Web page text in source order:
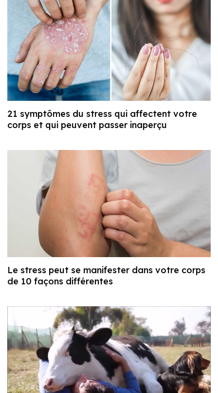
21 symptômes du stress qui affectent votre
corps et qui peuvent passer inaperçu
Le stress peut se manifester dans votre corps
de 10 façons différentes